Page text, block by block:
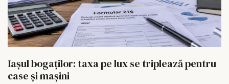
Iașul bogaților: taxa pe lux se triplează pentru
case și mașini